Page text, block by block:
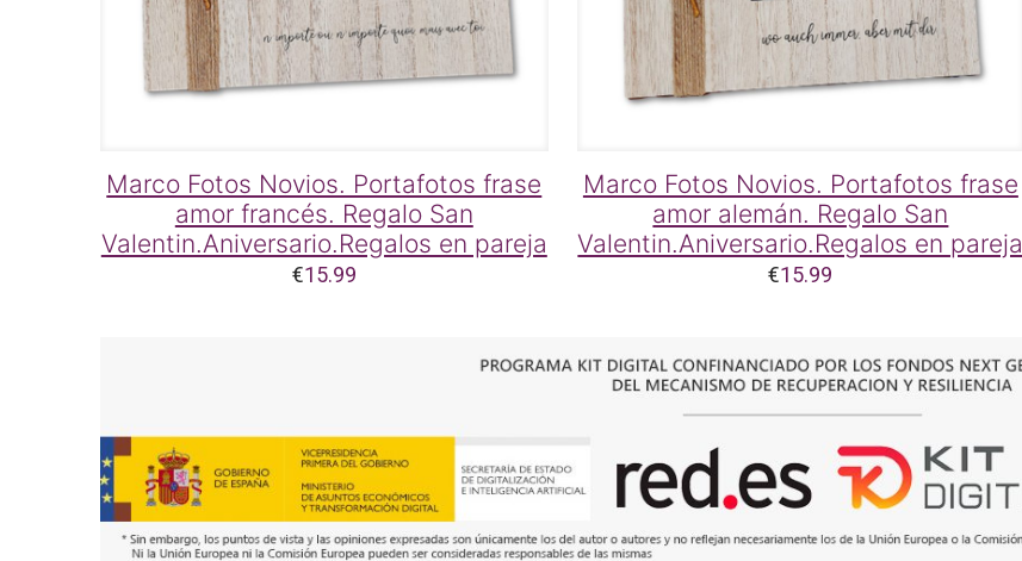
Marco Fotos Novios. Portafotos frase
amor francés. Regalo San
Valentin.Aniversario.Regalos en pareja
€15.99
Marco Fotos Novios. Portafotos frase
amor alemán. Regalo San
Valentin.Aniversario.Regalos en pareja
€15.99